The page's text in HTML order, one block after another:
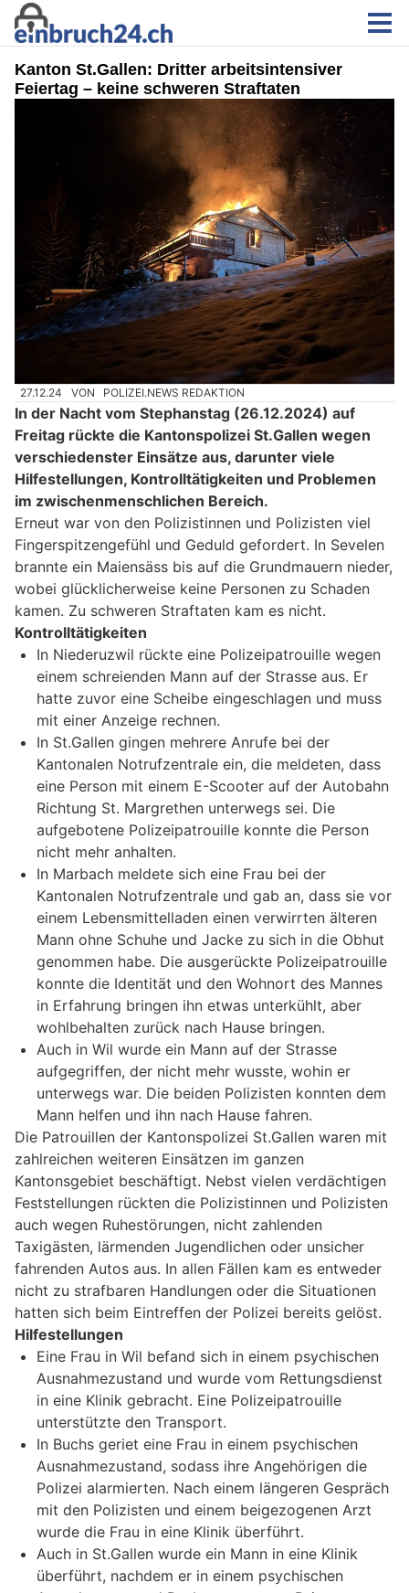
Kanton St.Gallen: Dritter arbeitsintensiver
Feiertag – keine schweren Straftaten
27.12.24 VON POLIZEI.NEWS REDAKTION
In der Nacht vom Stephanstag (26.12.2024) auf
Freitag rückte die Kantonspolizei St.Gallen wegen
verschiedenster Einsätze aus, darunter viele
Hilfestellungen, Kontrolltätigkeiten und Problemen
im zwischenmenschlichen Bereich.
Erneut war von den Polizistinnen und Polizisten viel
Fingerspitzengefühl und Geduld gefordert. In Sevelen
brannte ein Maiensäss bis auf die Grundmauern nieder,
wobei glücklicherweise keine Personen zu Schaden
kamen. Zu schweren Straftaten kam es nicht.
Kontrolltätigkeiten
In Niederuzwil rückte eine Polizeipatrouille wegen
einem schreienden Mann auf der Strasse aus. Er
hatte zuvor eine Scheibe eingeschlagen und muss
mit einer Anzeige rechnen.
In St.Gallen gingen mehrere Anrufe bei der
Kantonalen Notrufzentrale ein, die meldeten, dass
eine Person mit einem E-Scooter auf der Autobahn
Richtung St. Margrethen unterwegs sei. Die
aufgebotene Polizeipatrouille konnte die Person
nicht mehr anhalten.
In Marbach meldete sich eine Frau bei der
Kantonalen Notrufzentrale und gab an, dass sie vor
einem Lebensmittelladen einen verwirrten älteren
Mann ohne Schuhe und Jacke zu sich in die Obhut
genommen habe. Die ausgerückte Polizeipatrouille
konnte die Identität und den Wohnort des Mannes
in Erfahrung bringen ihn etwas unterkühlt, aber
wohlbehalten zurück nach Hause bringen.
Auch in Wil wurde ein Mann auf der Strasse
aufgegriffen, der nicht mehr wusste, wohin er
unterwegs war. Die beiden Polizisten konnten dem
Mann helfen und ihn nach Hause fahren.
Die Patrouillen der Kantonspolizei St.Gallen waren mit
zahlreichen weiteren Einsätzen im ganzen
Kantonsgebiet beschäftigt. Nebst vielen verdächtigen
Feststellungen rückten die Polizistinnen und Polizisten
auch wegen Ruhestörungen, nicht zahlenden
Taxigästen, lärmenden Jugendlichen oder unsicher
fahrenden Autos aus. In allen Fällen kam es entweder
nicht zu strafbaren Handlungen oder die Situationen
hatten sich beim Eintreffen der Polizei bereits gelöst.
Hilfestellungen
Eine Frau in Wil befand sich in einem psychischen
Ausnahmezustand und wurde vom Rettungsdienst
in eine Klinik gebracht. Eine Polizeipatrouille
unterstützte den Transport.
In Buchs geriet eine Frau in einem psychischen
Ausnahmezustand, sodass ihre Angehörigen die
Polizei alarmierten. Nach einem längeren Gespräch
mit den Polizisten und einem beigezogenen Arzt
wurde die Frau in eine Klinik überführt.
Auch in St.Gallen wurde ein Mann in eine Klinik
überführt, nachdem er in einem psychischen